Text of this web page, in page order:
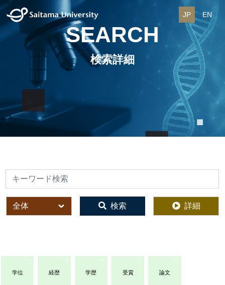
JP EN
SEARCH
検索詳細
検索
全体 検索 詳細
学位 経歴 学歴 受賞 論文